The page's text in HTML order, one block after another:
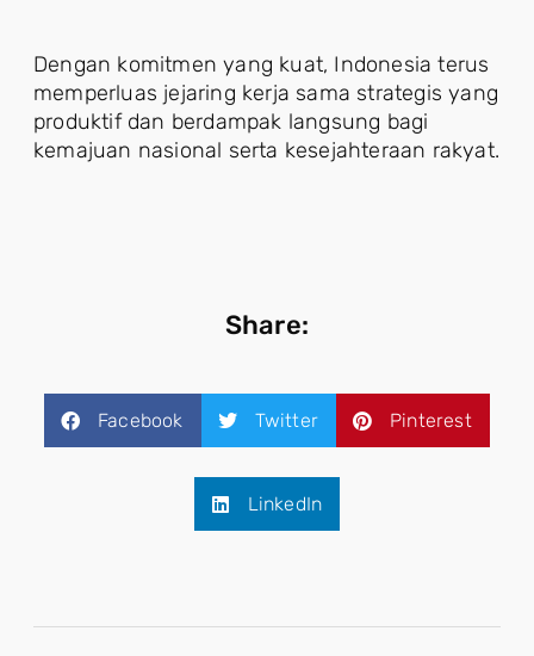
Dengan komitmen yang kuat, Indonesia terus
memperluas jejaring kerja sama strategis yang
produktif dan berdampak langsung bagi
kemajuan nasional serta kesejahteraan rakyat.
Share:
Facebook Twitter Pinterest
LinkedIn